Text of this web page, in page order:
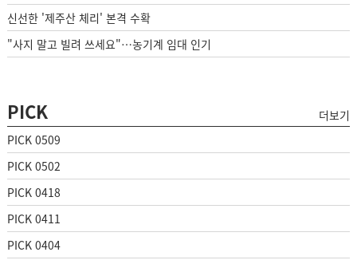
신선한 '제주산 체리' 본격 수확
"사지 말고 빌려 쓰세요"…농기계 임대 인기
PICK
더보기
PICK 0509
PICK 0502
PICK 0418
PICK 0411
PICK 0404